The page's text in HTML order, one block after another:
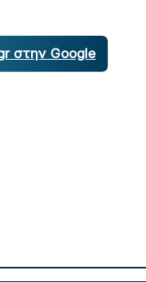
στην Google